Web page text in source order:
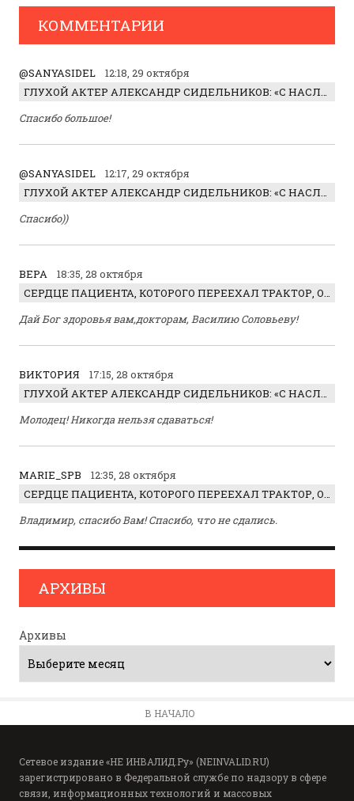
КОММЕНТАРИИ
@SANYASIDEL
12:18, 29 октября
ГЛУХОЙ АКТЕР АЛЕКСАНДР СИДЕЛЬНИКОВ: «С НАСЛАЖДЕНИЕМ ИГРАЛ ОТРИЦАТЕЛЬНОГО ГЕРОЯ!»
Спасибо большое!
@SANYASIDEL
12:17, 29 октября
ГЛУХОЙ АКТЕР АЛЕКСАНДР СИДЕЛЬНИКОВ: «С НАСЛАЖДЕНИЕМ ИГРАЛ ОТРИЦАТЕЛЬНОГО ГЕРОЯ!»
Спасибо))
ВЕРА
18:35, 28 октября
СЕРДЦЕ ПАЦИЕНТА, КОТОРОГО ПЕРЕЕХАЛ ТРАКТОР, ОБНАРУЖИЛИ… В ЖИВОТЕ
Дай Бог здоровья вам,докторам, Василию Соловьеву!
ВИКТОРИЯ
17:15, 28 октября
ГЛУХОЙ АКТЕР АЛЕКСАНДР СИДЕЛЬНИКОВ: «С НАСЛАЖДЕНИЕМ ИГРАЛ ОТРИЦАТЕЛЬНОГО ГЕРОЯ!»
Молодец! Никогда нельзя сдаваться!
MARIE_SPB
12:35, 28 октября
СЕРДЦЕ ПАЦИЕНТА, КОТОРОГО ПЕРЕЕХАЛ ТРАКТОР, ОБНАРУЖИЛИ… В ЖИВОТЕ
Владимир, спасибо Вам! Спасибо, что не сдались.
АРХИВЫ
Архивы
В НАЧАЛО
Сетевое издание «НЕ ИНВАЛИД.Ру» (NEINVALID.RU)
зарегистрировано в Федеральной службе по надзору в сфере
связи, информационных технологий и массовых